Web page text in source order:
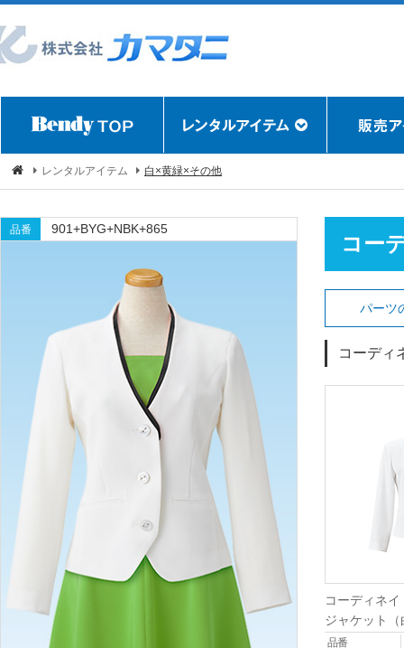
レンタルアイテム 白×黄緑×その他
品番 901+BYG+NBK+865
コー
パーツ
コーディ
コーディネ
ジャケット（
品番